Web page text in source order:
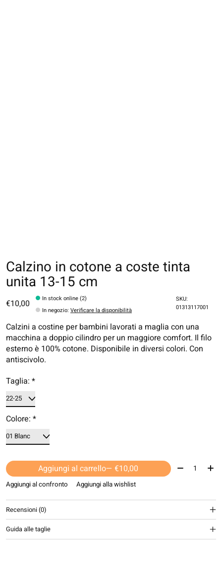
Calzino in cotone a coste tinta
unita 13-15 cm
€10,00
In stock online (2)
In negozio:Verificare la disponibilità
SKU:
01313117001
Calzini a costine per bambini lavorati a maglia con una
macchina a doppio cilindro per un maggiore comfort. Il filo
esterno è 100% cotone. Disponibile in diversi colori. Con
antiscivolo.
Taglia: *
Colore: *
Aggiungi al carrello — €10,00 Quantità:
Aggiungi al confronto Aggiungi alla wishlist
Recensioni (0)
Guida alle taglie